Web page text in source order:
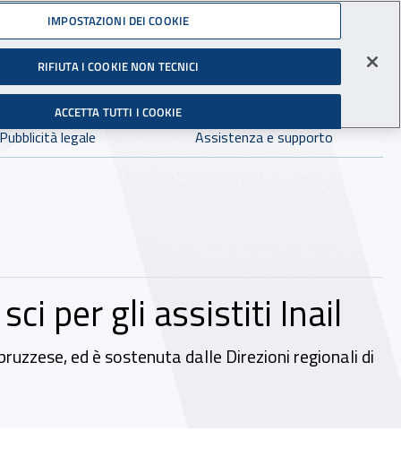
Infortuni sul Lavoro
Facebook - Sito esterno - Apertura in nuova finestra
X - Sito esterno - Apertura in nuova finestra
Instagram - Sito esterno - Apertura in
Linkedin - Sito esterno -
Youtube - Sito esterno -
Tiktok - SitoSpreaker -
Dove cercare:
in:tutto INAIL.it
Pubblicità legale Assistenza e supporto
per gli assistiti Inail
ed è sostenuta dalle Direzioni regionali di
IMPOSTAZIONI DEI COOKIE
RIFIUTA I COOKIE NON TECNICI
ACCETTA TUTTI I COOKIE